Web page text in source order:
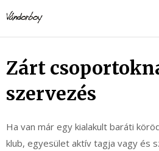
to
content
Zárt
szervezés
Ha van már egy kialakult baráti
klub, egyesület aktív tagja vagy és